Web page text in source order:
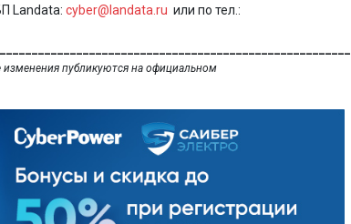
Landata: cyber@landata.ru или по тел.:
изменения публикуются на официальном